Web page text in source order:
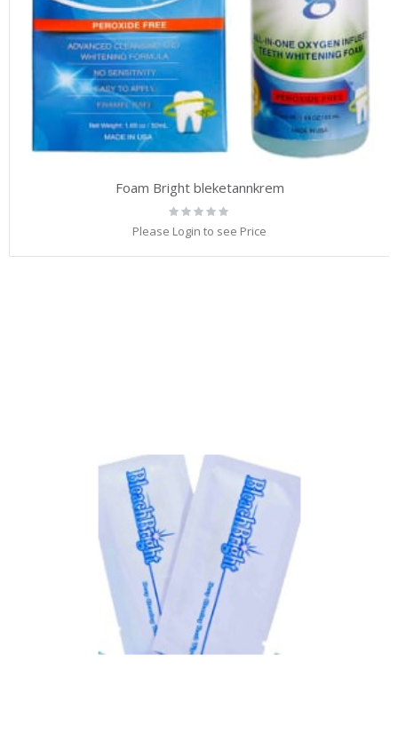
Foam Bright bleketannkrem
Rating:
0%
Please Login to see Price